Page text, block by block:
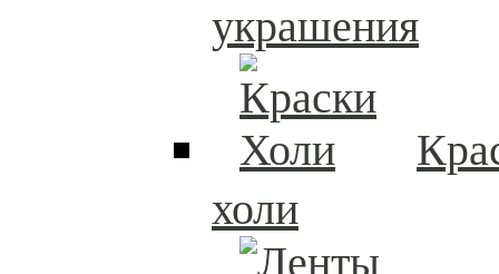
украшения
холи